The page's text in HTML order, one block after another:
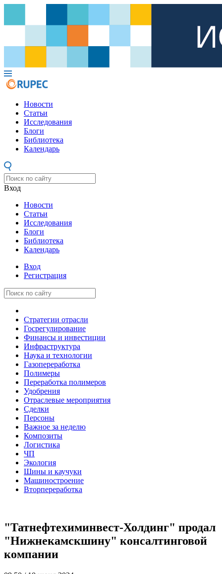
Новости
Статьи
Исследования
Блоги
Библиотека
Календарь
Вход
Новости
Статьи
Исследования
Блоги
Библиотека
Календарь
Вход
Регистрация
Стратегии отрасли
Госрегулирование
Финансы и инвестиции
Инфраструктура
Наука и технологии
Газопереработка
Полимеры
Переработка полимеров
Удобрения
Отраслевые мероприятия
Сделки
Персоны
Важное за неделю
Композиты
Логистика
ЧП
Экология
Шины и каучуки
Машиностроение
Вторпереработка
"Татнефтехиминвест-Холдинг" продал
"Нижнекамскшину" консалтинговой
компании